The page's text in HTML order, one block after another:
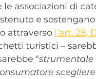
associazioni di
e
attraverso l’art. 28,
turistici –
“strumentale